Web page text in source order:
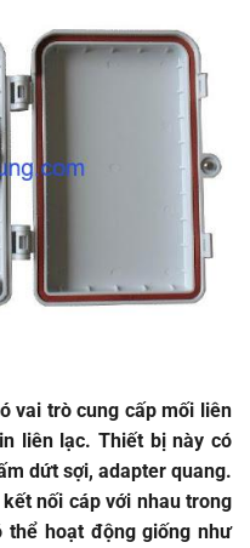
vai trò cung cấp mối liên
liên lạc. Thiết bị này có
dứt sợi, adapter quang.
nối cáp với nhau trong
hoạt động giống như